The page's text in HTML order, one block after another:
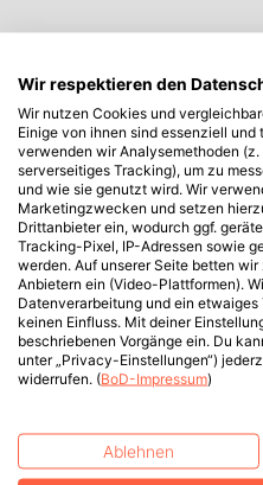
Wir respektieren den
Wir nutzen Cookies und
Einige von ihnen sind essenziell
verwenden wir Analysemethoden
serverseitiges Tracking), um zu
und wie sie genutzt wird. Wir
Marketingzwecken und setzen
Drittanbieter ein, wodurch ggf.
Tracking-Pixel, IP-Adressen sowie
werden. Auf unserer Seite betten
Anbietern ein (Video-Plattformen).
Datenverarbeitung und ein
keinen Einfluss. Mit deiner
beschriebenen Vorgänge ein. Du
unter „Privacy-Einstellungen“)
widerrufen. (BoD-Impressum)
Ablehnen